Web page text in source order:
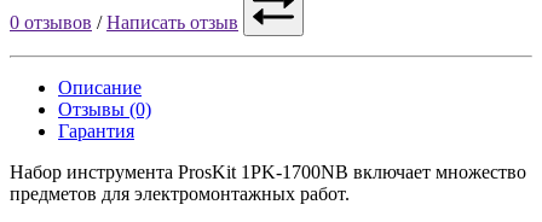
0 отзывов /Написать отзыв
Описание
Отзывы (0)
Гарантия
Набор инструмента ProsKit 1PK-1700NB включает множество
предметов для электромонтажных работ.